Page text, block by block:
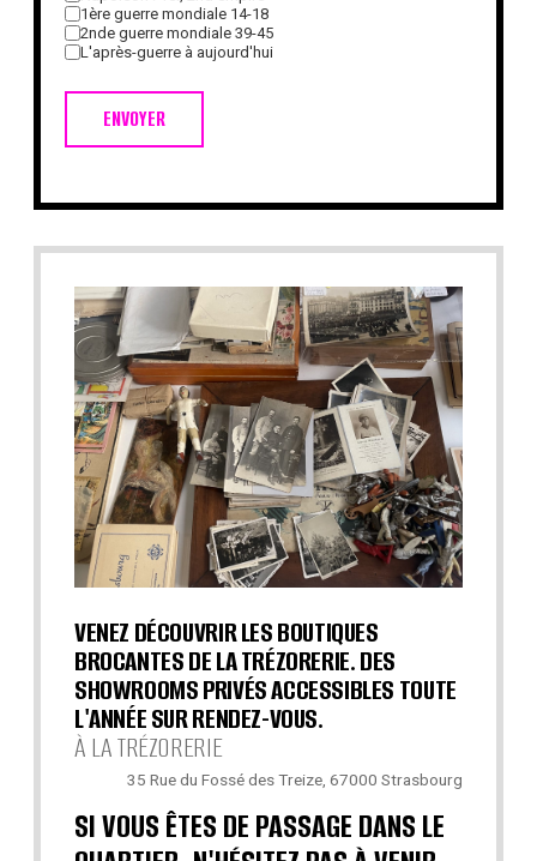
ENVOYER
1ère guerre mondiale 14-18
2nde guerre mondiale 39-45
L'après-guerre à aujourd'hui
VENEZ DÉCOUVRIR LES BOUTIQUES
BROCANTES DE LA TRÉZORERIE. DES
SHOWROOMS PRIVÉS ACCESSIBLES TOUTE
L'ANNÉE SUR RENDEZ-VOUS.
À LA TRÉZORERIE
35 Rue du Fossé des Treize, 67000 Strasbourg
SI VOUS ÊTES DE PASSAGE DANS LE